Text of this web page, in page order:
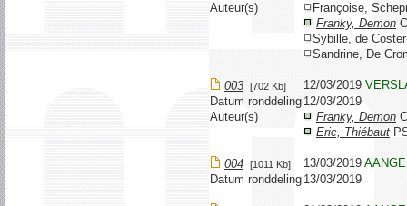
Auteur(s)
Françoise,
Franky, Demon
Sybille, de
Sandrine, De
003 [702 Kb] 12/03/2019
Datum ronddeling 12/03/2019
Auteur(s)
Franky, Demon
Eric, Thiébaut
004 [1011 Kb] 13/03/2019
Datum ronddeling 13/03/2019